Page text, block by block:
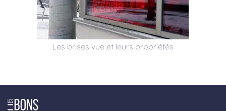
Les brises vue et leurs propriétés